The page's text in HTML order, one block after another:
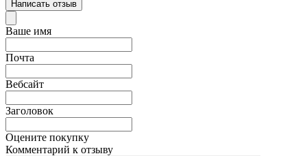
Написать отзыв
Ваше имя
Почта
Вебсайт
Заголовок
Оцените покупку
Комментарий к отзыву